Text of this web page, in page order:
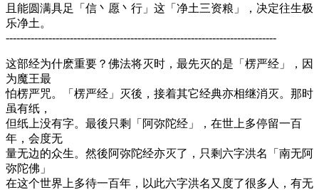
且能圆满具足「信丶愿丶行」这「净土三资粮」，决定往生极
乐净土。
----------------------------------------------------------------------------
这部经为什麽重要？佛法将灭时，最先灭的是「楞严经」，因
为魔王最
怕楞严咒。「楞严经」灭後，接着其它经典亦相继消灭。那时
虽有纸，
但纸上没有字。最後只剩「阿弥陀经」，在世上多停留一百
年，会度无
量无边的众生。然後阿弥陀经亦灭了，只剩六字洪名「南无阿
弥陀佛」
在这个世界上多待一百年，以此六字洪名又度了很多人，有无